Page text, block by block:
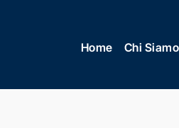
Home Chi Siamo